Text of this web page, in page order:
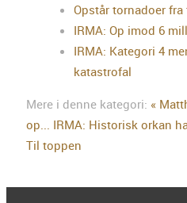
Opstår tornadoer
IRMA: Op imod 6
IRMA: Kategori 4
katastrofal
Mere i denne kategori: «
op...
IRMA: Historisk orkan
Til toppen